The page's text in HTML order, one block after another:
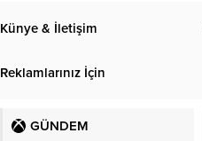
Künye & İletişim
Reklamlarınız İçin
GÜNDEM